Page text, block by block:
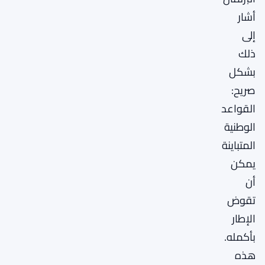
أشار
إلى
ذلك
بشكل
صريح:
القواعد
الوطنية
المتباينة
يمكن
أن
تقوض
الإطار
بأكمله.
هذه